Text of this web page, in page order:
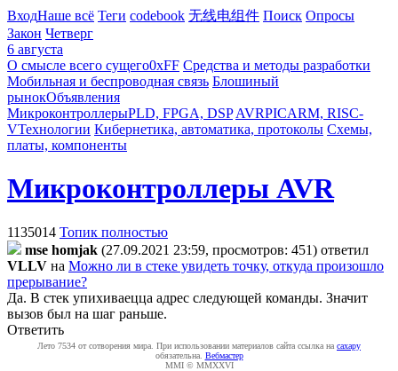
ВходНаше всё Теги codebook 无线电组件 Поиск Опросы
Закон Четверг
6 августа
О смысле всего сущего0xFF Средства и методы разработки
Мобильная и беспроводная связь Блошиный
рынокОбъявления
МикроконтроллерыPLD, FPGA, DSP AVRPICARM, RISC-
VТехнологии Кибернетика, автоматика, протоколы Схемы,
платы, компоненты
Микроконтроллеры AVR
1135014 Топик полностью
mse homjak (27.09.2021 23:59, просмотров: 451) ответил
VLLV на Можно ли в стеке увидеть точку, откуда произошло
прерывание?
Да. В стек упихиваецца адрес следующей команды. Значит
вызов был на шаг раньше.
Ответить
Лето 7534 от сотворения мира. При использовании материалов сайта ссылка на caxapу
обязательна. Вебмастер
MMI © MMXXVI